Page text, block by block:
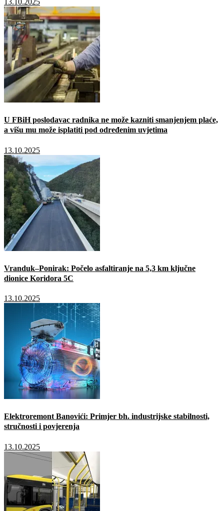
13.10.2025
U FBiH poslodavac radnika ne može kazniti smanjenjem plaće,
a višu mu može isplatiti pod određenim uvjetima
13.10.2025
Vranduk–Ponirak: Počelo asfaltiranje na 5,3 km ključne
dionice Koridora 5C
13.10.2025
Elektroremont Banovići: Primjer bh. industrijske stabilnosti,
stručnosti i povjerenja
13.10.2025